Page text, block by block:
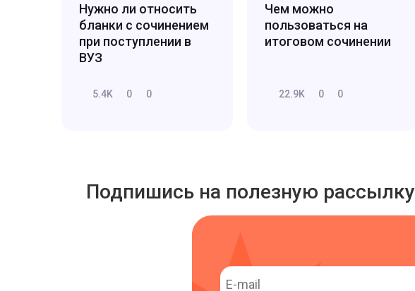
Нужно ли относить
бланки с сочинением
при поступлении в
ВУЗ
5.4K 0 0
Чем можно
пользоваться на
итоговом сочинении
22.9K 0 0
Подпишись на полезную рассылку